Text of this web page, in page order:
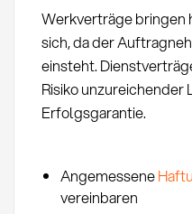
Werkverträge bringen
sich, da der
einsteht.
Risiko
Erfolgsgarantie.
Angemessene
vereinbaren